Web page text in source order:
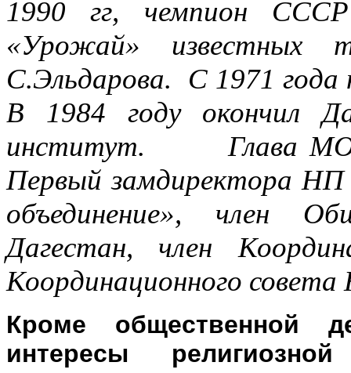
1990 гг, чемпион
«Урожай» известных
С.Эльдарова. С 1971 года
В 1984 году окончил
институт. Глава МО
Первый замдиректора НП
объединение», член
Дагестан, член
Координационного
Кроме общественной
интересы